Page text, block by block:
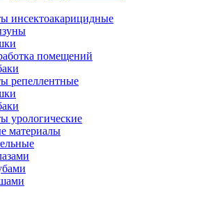
инсектоакарицидные
помещений
репеллентные
урологические
материалы